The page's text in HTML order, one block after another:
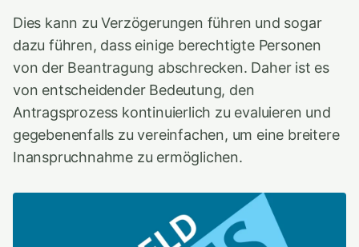
Dies kann zu Verzögerungen führen und sogar
dazu führen, dass einige berechtigte Personen
von der Beantragung abschrecken. Daher ist es
von entscheidender Bedeutung, den
Antragsprozess kontinuierlich zu evaluieren und
gegebenenfalls zu vereinfachen, um eine breitere
Inanspruchnahme zu ermöglichen.